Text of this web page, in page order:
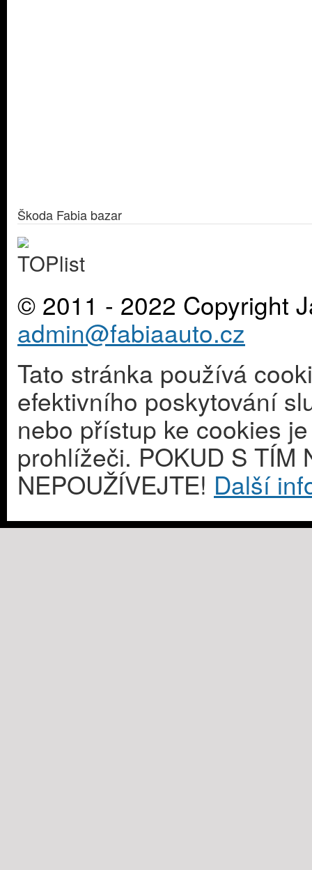
Škoda Fabia bazar
© 2011 - 2022 Copyright
admin@fabiaauto.cz
Tato stránka používá
efektivního poskytování
nebo přístup ke cookies
prohlížeči. POKUD S TÍM
NEPOUŽÍVEJTE! Další